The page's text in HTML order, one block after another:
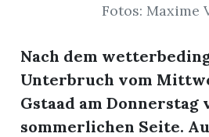
Fotos: Maxime
Nach dem
Unterbruch vom
Gstaad am Donnerstag
sommerlichen Seite.